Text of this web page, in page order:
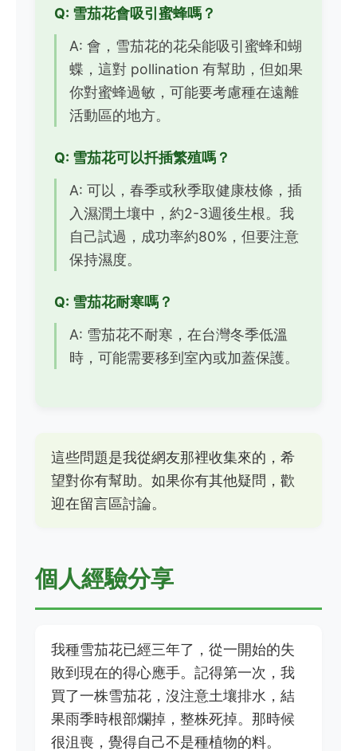
Q: 雪茄花會吸引蜜蜂嗎？
A: 會，雪茄花的花朵能吸引蜜蜂和蝴
蝶，這對 pollination 有幫助，但如果
你對蜜蜂過敏，可能要考慮種在遠離
活動區的地方。
Q: 雪茄花可以扦插繁殖嗎？
A: 可以，春季或秋季取健康枝條，插
入濕潤土壤中，約2-3週後生根。我
自己試過，成功率約80%，但要注意
保持濕度。
Q: 雪茄花耐寒嗎？
A: 雪茄花不耐寒，在台灣冬季低溫
時，可能需要移到室內或加蓋保護。
這些問題是我從網友那裡收集來的，希
望對你有幫助。如果你有其他疑問，歡
迎在留言區討論。
個人經驗分享
我種雪茄花已經三年了，從一開始的失
敗到現在的得心應手。記得第一次，我
買了一株雪茄花，沒注意土壤排水，結
果雨季時根部爛掉，整株死掉。那時候
很沮喪，覺得自己不是種植物的料。